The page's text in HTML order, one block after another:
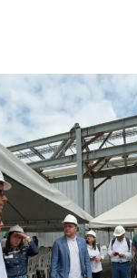
FM
La APP